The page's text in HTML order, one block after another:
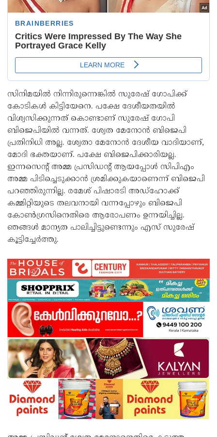
സിനിമയില്‍ നിന്നിരുന്നെങ്കില്‍ സുരേഷ് ഗോപിക്ക്
കോടികള്‍ കിട്ടിയേനെ. പക്ഷേ ദേശീയതയില്‍
വിശ്വസിക്കുന്നത് കൊണ്ടാണ് സുരേഷ് ഗോപി
ബിജെപിയില്‍ വന്നത്. ശ്വേത മേനോന്‍ ബിജെപി
പ്രതിനിധി അല്ല. ശ്വേതാ മേനോന്‍ ദേശീയ വാദിയാണ്,
മോദി ഭക്തയാണ്. പക്ഷേ ബിജെപിക്കാരിയല്ല.
ഇന്നസെന്റ് അമ്മ പ്രസിഡന്റ് ആയപ്പോള്‍ സിപിഎം
അമ്മ പിടിച്ചെടുക്കാന്‍ ശ്രമിക്കുകയാണെന്ന് ബിജെപി
പറഞ്ഞിരുന്നില്ല. രമേശ് പിഷാരടി അഡ്‌ഹോക്ക്
കമ്മിറ്റിയുടെ തലവനായി വന്നപ്പോഴും ബിജെപി
കോണ്‍ഗ്രസിനെതിരെ ആരോപണം ഉന്നയിച്ചില്ല.
ഞങ്ങള്‍ മാന്യത പാലിച്ചിട്ടുണ്ടെന്നും എസ് സുരേഷ്
കൂട്ടിച്ചേര്‍ത്തു.